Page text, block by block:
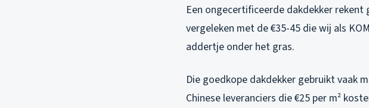
Een ongecertificeerde dakdekker
vergeleken met de €35-45 die wij als
addertje onder het gras.
Die goedkope dakdekker gebruikt vaak
Chinese leveranciers die €25 per m²